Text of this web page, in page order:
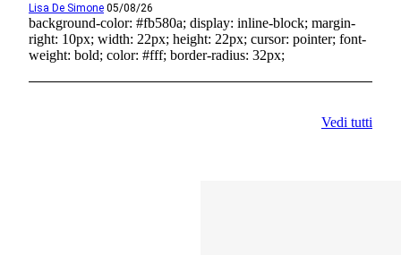
Lisa De Simone 05/08/26
background-color: #fb580a; display: inline-block; margin-
right: 10px; width: 22px; height: 22px; cursor: pointer; font-
weight: bold; color: #fff; border-radius: 32px;
Vedi tutti